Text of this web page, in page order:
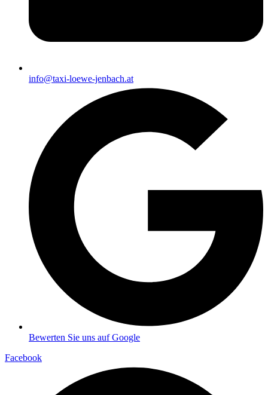
info@taxi-loewe-jenbach.at
Bewerten Sie uns auf Google
Facebook